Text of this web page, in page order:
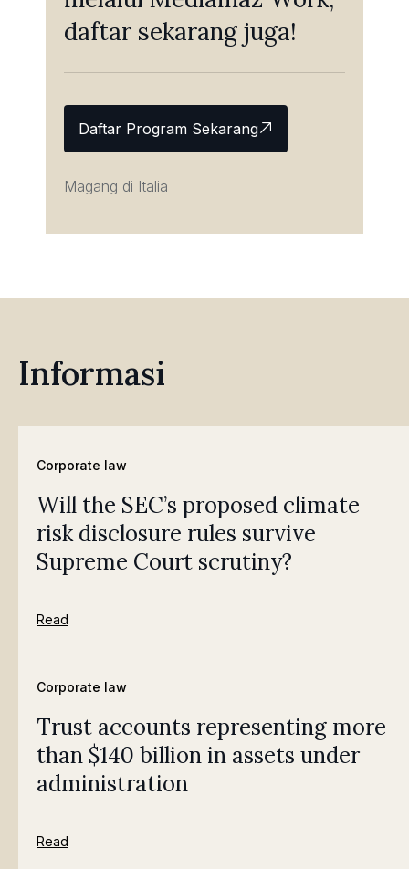
daftar sekarang juga!
Daftar Program Sekarang
Magang di Italia
Informasi
Corporate law
Will the SEC’s proposed climate
risk disclosure rules survive
Supreme Court scrutiny?
Read
Corporate law
Trust accounts representing more
than $140 billion in assets under
administration
Read